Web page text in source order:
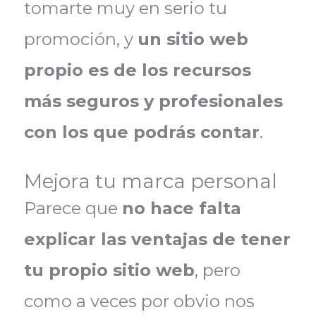
tomarte muy en serio tu
promoción, y un sitio web
propio es de los recursos
más seguros y profesionales
con los que podrás contar.
Mejora tu marca personal
Parece que no hace falta
explicar las ventajas de tener
tu propio sitio web, pero
como a veces por obvio nos